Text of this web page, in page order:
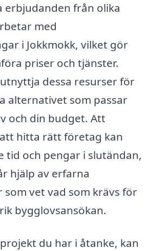
erbjudanden från olika
med
i Jokkmokk, vilket gör
priser och tjänster.
dessa resurser för
alternativet som passar
och din budget. Att
hitta rätt företag kan
tid och pengar i slutändan,
hjälp av erfarna
vet vad som krävs för
bygglovsansökan.
du har i åtanke, kan